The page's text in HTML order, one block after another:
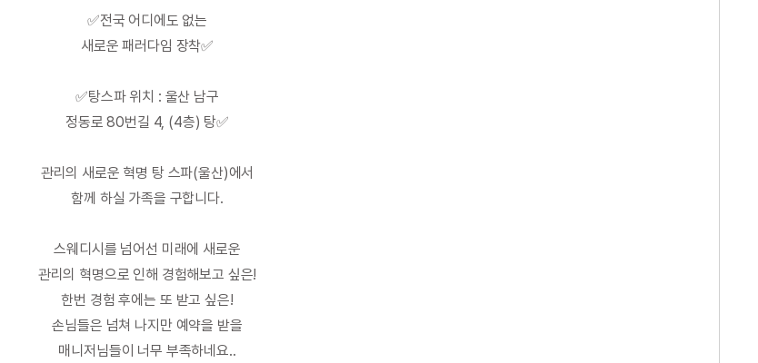
✅전국 어디에도 없는
새로운 패러다임 장착✅
✅탕스파 위치 : 울산 남구
정동로 80번길 4, (4층) 탕✅
관리의 새로운 혁명 탕 스파(울산)에서
함께 하실 가족을 구합니다.
스웨디시를 넘어선 미래에 새로운
관리의 혁명으로 인해 경험해보고 싶은!
한번 경험 후에는 또 받고 싶은!
손님들은 넘쳐 나지만 예약을 받을
매니저님들이 너무 부족하네요..